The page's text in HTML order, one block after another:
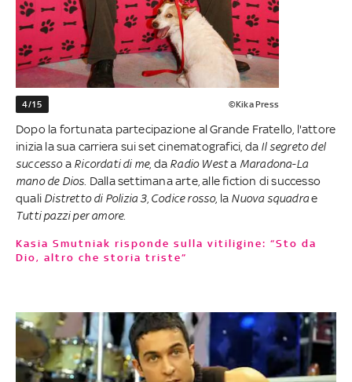
4/15 ©Kika Press
Dopo la fortunata partecipazione al Grande Fratello, l'attore
inizia la sua carriera sui set cinematografici, da Il segreto del
successoa Ricordati di me, da Radio Westa Maradona-La
mano de Dios . Dalla settimana arte, alle fiction di successo
quali Distretto di Polizia 3, Codice rosso, la Nuova squadrae
Tutti pazzi per amore.
Kasia Smutniak risponde sulla vitiligine: “Sto da
Dio, altro che storia triste”